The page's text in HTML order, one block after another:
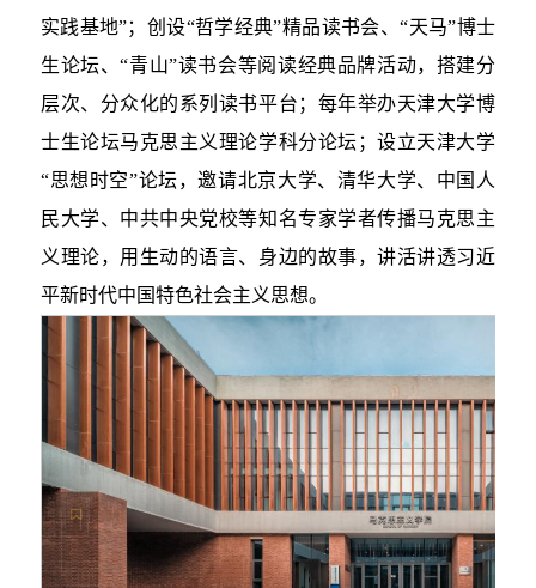
实践基地”；创设“哲学经典”精品读书会、“天马”博士
生论坛、“青山”读书会等阅读经典品牌活动，搭建分
层次、分众化的系列读书平台；每年举办天津大学博
士生论坛马克思主义理论学科分论坛；设立天津大学
“思想时空”论坛，邀请北京大学、清华大学、中国人
民大学、中共中央党校等知名专家学者传播马克思主
义理论，用生动的语言、身边的故事，讲活讲透习近
平新时代中国特色社会主义思想。